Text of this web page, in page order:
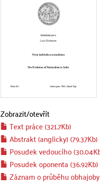
Zobrazit/otevřít
Text práce (321.7Kb)
Abstrakt (anglicky) (79.37Kb)
Posudek vedoucího
Posudek oponenta (36.92Kb)
Záznam o průběhu obhajoby